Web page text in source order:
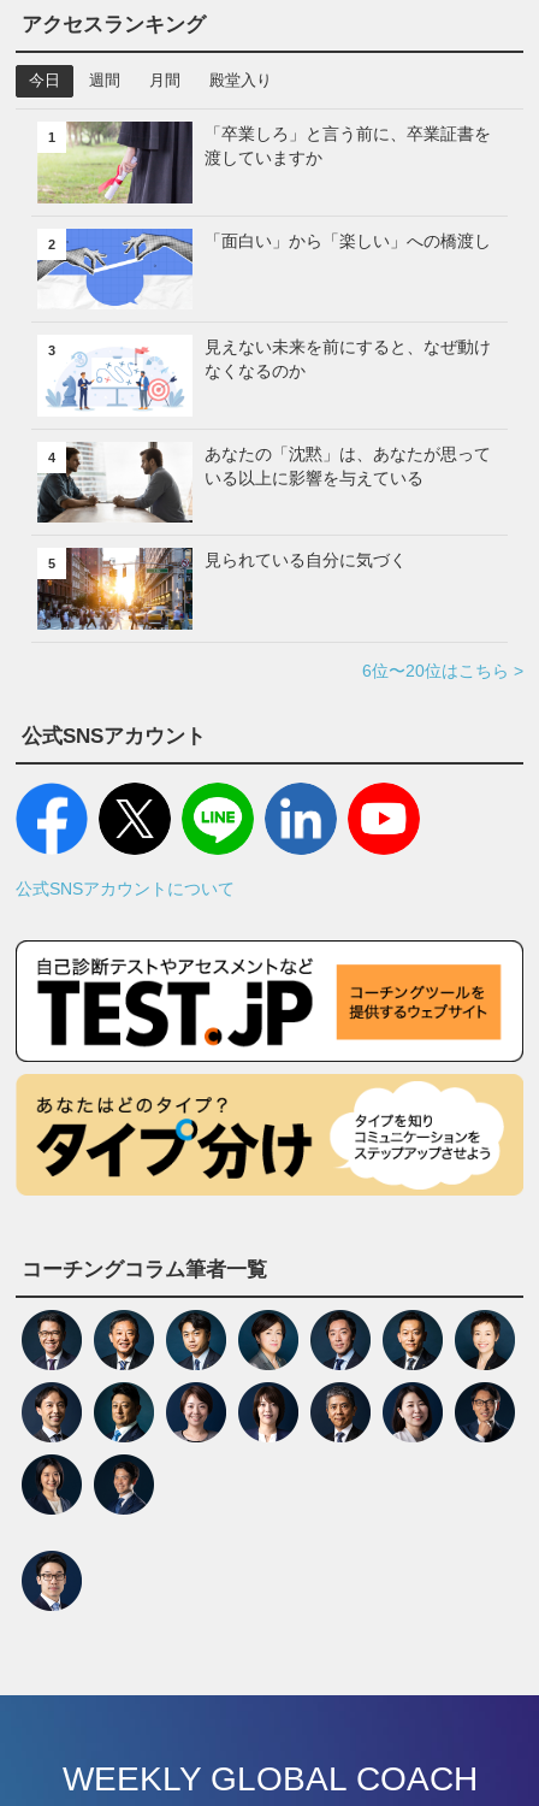
アクセスランキング
今日 週間 月間 殿堂入り
1
「卒業しろ」と言う前に、卒業証書を
渡していますか
2 「面白い」から「楽しい」への橋渡し
3
見えない未来を前にすると、なぜ動け
なくなるのか
4
あなたの「沈黙」は、あなたが思って
いる以上に影響を与えている
5 見られている自分に気づく
6位〜20位はこちら >
公式SNSアカウント
公式SNSアカウントについて
コーチングコラム筆者一覧
WEEKLY GLOBAL COACH